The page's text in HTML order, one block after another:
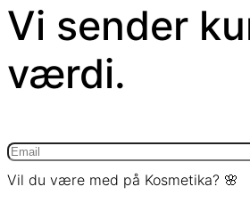
Vi sender
værdi.
Vil du være med på Kosmetika? 🌸​